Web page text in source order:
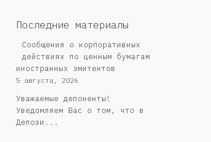
Последние материалы
Сообщения о корпоративных
действиях по ценным бумагам
иностранных эмитентов
5 августа, 2026
Уважаемые депоненты!
Уведомляем Вас о том, что в
Депози...